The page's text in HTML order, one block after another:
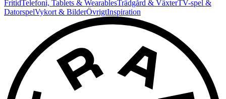
FritidTelefoni, Tablets & WearablesTrädgård & VäxterTV-spel &
DatorspelVykort & BilderÖvrigtInspiration